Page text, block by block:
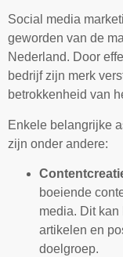
Social media
geworden van de
Nederland. Door
bedrijf zijn merk
betrokkenheid van
Enkele belangrijke
zijn onder andere:
boeiende
media. Dit kan
artikelen en
doelgroep.